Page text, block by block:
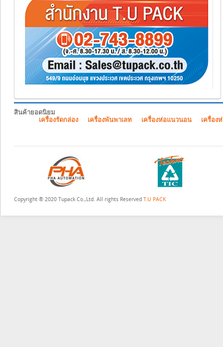
สินค้ายอดนิยม
เครื่องรัดกล่อง
เครื่องพันพาเลท เครื่องห่อแนวนอน เครื่อง
Copyright ® 2020 Tupack Co.,Ltd. All rights Reserved T.U PACK